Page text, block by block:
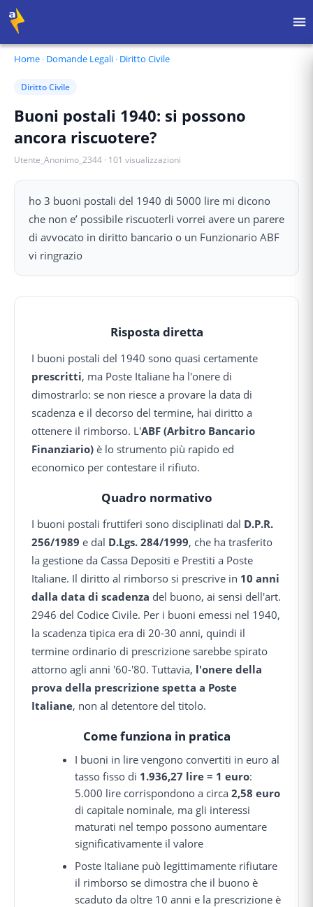
Home · Domande Legali · Diritto Civile
Diritto Civile
Buoni postali 1940: si possono
ancora riscuotere?
Utente_Anonimo_2344 · 101 visualizzazioni
ho 3 buoni postali del 1940 di 5000 lire mi dicono
che non e’ possibile riscuoterli vorrei avere un parere
di avvocato in diritto bancario o un Funzionario ABF
vi ringrazio
Risposta diretta
I buoni postali del 1940 sono quasi certamente
prescritti, ma Poste Italiane ha l'onere di
dimostrarlo: se non riesce a provare la data di
scadenza e il decorso del termine, hai diritto a
ottenere il rimborso. L'ABF (Arbitro Bancario
Finanziario) è lo strumento più rapido ed
economico per contestare il rifiuto.
Quadro normativo
I buoni postali fruttiferi sono disciplinati dal D.P.R.
256/1989 e dal D.Lgs. 284/1999, che ha trasferito
la gestione da Cassa Depositi e Prestiti a Poste
Italiane. Il diritto al rimborso si prescrive in 10 anni
dalla data di scadenza del buono, ai sensi dell'art.
2946 del Codice Civile. Per i buoni emessi nel 1940,
la scadenza tipica era di 20-30 anni, quindi il
termine ordinario di prescrizione sarebbe spirato
attorno agli anni '60-'80. Tuttavia, l'onere della
prova della prescrizione spetta a Poste
Italiane, non al detentore del titolo.
Come funziona in pratica
I buoni in lire vengono convertiti in euro al
tasso fisso di 1.936,27 lire = 1 euro:
5.000 lire corrispondono a circa2,58 euro
di capitale nominale, ma gli interessi
maturati nel tempo possono aumentare
significativamente il valore
Poste Italiane può legittimamente rifiutare
il rimborso se dimostra che il buono è
scaduto da oltre 10 anni e la prescrizione è